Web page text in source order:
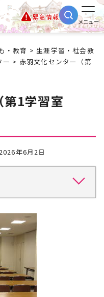
緊急情報
メニュー
・教育 > 生涯学習・社会教
ー > 赤羽文化センター（第
1学習室
年6月2日